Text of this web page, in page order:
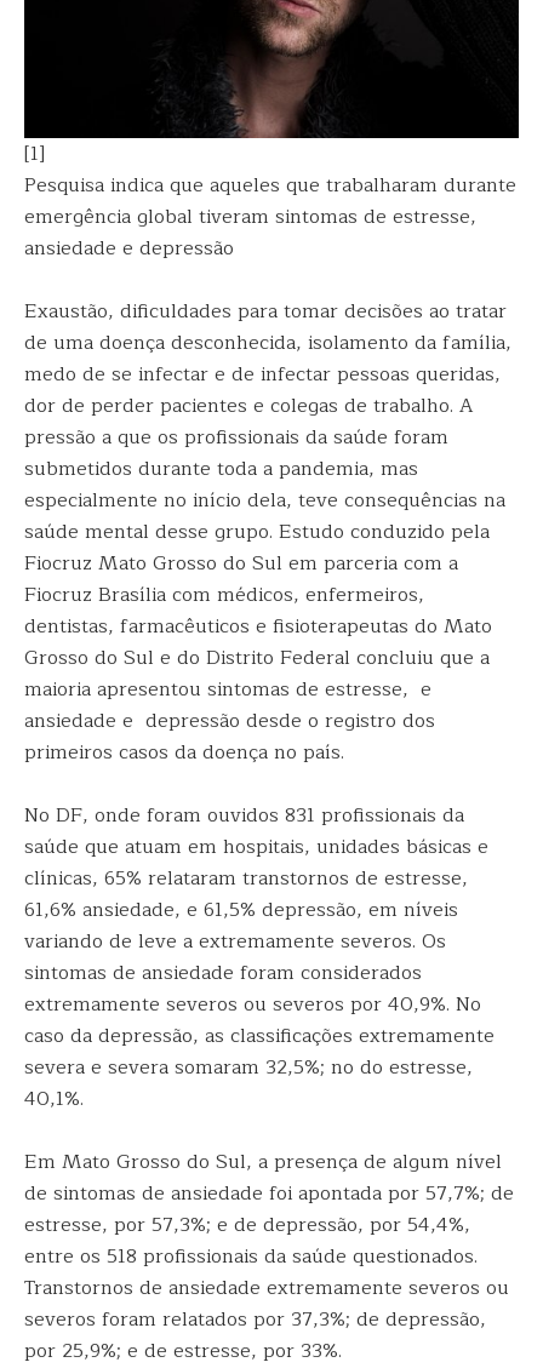
[1]
Pesquisa indica que aqueles que trabalharam durante
emergência global tiveram sintomas de estresse,
ansiedade e depressão
Exaustão, dificuldades para tomar decisões ao tratar
de uma doença desconhecida, isolamento da família,
medo de se infectar e de infectar pessoas queridas,
dor de perder pacientes e colegas de trabalho. A
pressão a que os profissionais da saúde foram
submetidos durante toda a pandemia, mas
especialmente no início dela, teve consequências na
saúde mental desse grupo. Estudo conduzido pela
Fiocruz Mato Grosso do Sul em parceria com a
Fiocruz Brasília com médicos, enfermeiros,
dentistas, farmacêuticos e fisioterapeutas do Mato
Grosso do Sul e do Distrito Federal concluiu que a
maioria apresentou sintomas de estresse, e
ansiedade e depressão desde o registro dos
primeiros casos da doença no país.
No DF, onde foram ouvidos 831 profissionais da
saúde que atuam em hospitais, unidades básicas e
clínicas, 65% relataram transtornos de estresse,
61,6% ansiedade, e 61,5% depressão, em níveis
variando de leve a extremamente severos. Os
sintomas de ansiedade foram considerados
extremamente severos ou severos por 40,9%. No
caso da depressão, as classificações extremamente
severa e severa somaram 32,5%; no do estresse,
40,1%.
Em Mato Grosso do Sul, a presença de algum nível
de sintomas de ansiedade foi apontada por 57,7%; de
estresse, por 57,3%; e de depressão, por 54,4%,
entre os 518 profissionais da saúde questionados.
Transtornos de ansiedade extremamente severos ou
severos foram relatados por 37,3%; de depressão,
por 25,9%; e de estresse, por 33%.